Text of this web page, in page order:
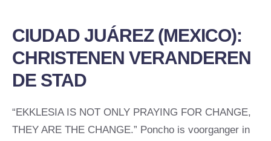
CIUDAD JUÁREZ (MEXICO):
CHRISTENEN VERANDEREN
DE STAD
“EKKLESIA IS NOT ONLY PRAYING FOR CHANGE,
THEY ARE THE CHANGE.” Poncho is voorganger in